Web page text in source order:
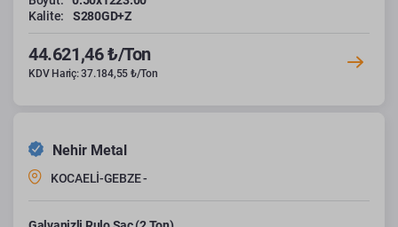
Kalite:
S280GD+Z
44.621,46 ₺/Ton
KDV Hariç: 37.184,55 ₺/Ton
Nehir Metal
KOCAELİ-GEBZE -